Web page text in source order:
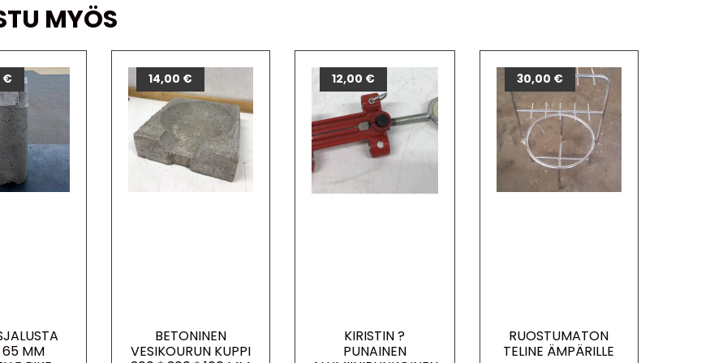
MYÖS
65 MM
€
BETONINEN
VESIKOURUN KUPPI
14,00 €
KIRISTIN ?
PUNAINEN
12,00 €
RUOSTUMATON
TELINE ÄMPÄRILLE
30,00 €